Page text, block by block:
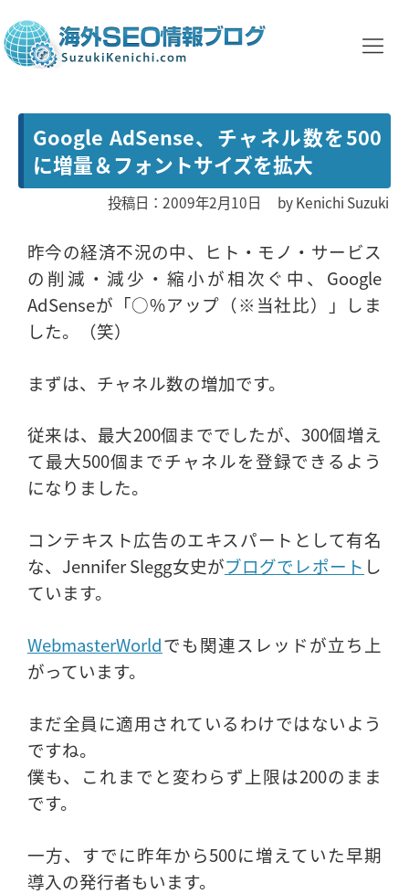
Google AdSense、チャネル数を500
に増量＆フォントサイズを拡大
投稿日：2009年2月10日 byKenichi Suzuki
昨今の経済不況の中、ヒト・モノ・サービス
の削減・減少・縮小が相次ぐ中、Google
AdSenseが「○%アップ（※当社比）」しま
した。（笑）
まずは、チャネル数の増加です。
従来は、最大200個まででしたが、300個増え
て最大500個までチャネルを登録できるよう
になりました。
コンテキスト広告のエキスパートとして有名
な、Jennifer Slegg女史がブログでレポート し
ています。
WebmasterWorldでも関連スレッドが立ち上
がっています。
まだ全員に適用されているわけではないよう
ですね。
僕も、これまでと変わらず上限は200のまま
です。
一方、すでに昨年から500に増えていた早期
導入の発行者もいます。